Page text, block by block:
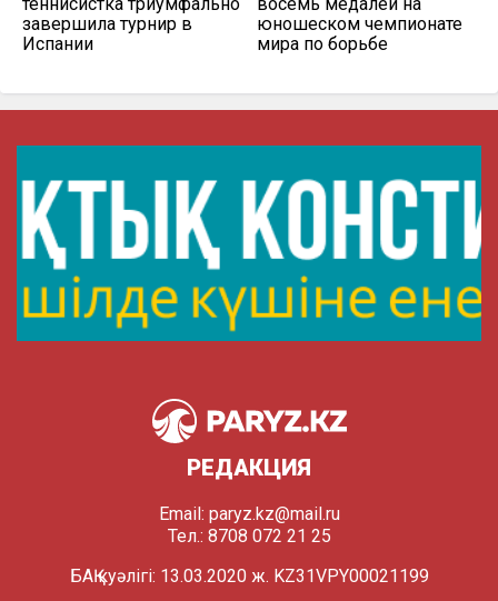
завершила турнир в
Испании
юношеском чемпионате
мира по борьбе
РЕДАКЦИЯ
Email: paryz.kz@mail.ru
Тел.: 8708 072 21 25
БАҚ куәлігі: 13.03.2020 ж. KZ31VPY00021199